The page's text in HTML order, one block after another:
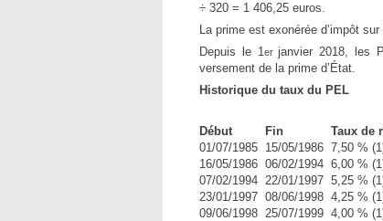
÷ 320 = 1 406,25 euros.
La prime est exonérée d’impôt
Depuis le 1erjanvier 2018, les
versement de la prime d’État.
Historique du taux du PEL
Début Fin Taux de
01/07/1985 15/05/1986 7,50 %
16/05/1986 06/02/1994 6,00 %
07/02/1994 22/01/1997 5,25 %
23/01/1997 08/06/1998 4,25 %
09/06/1998 25/07/1999 4,00 %